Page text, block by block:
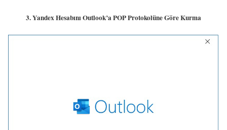
3. Yandex Hesabını Outlook’a POP Protokolüne Göre Kurma